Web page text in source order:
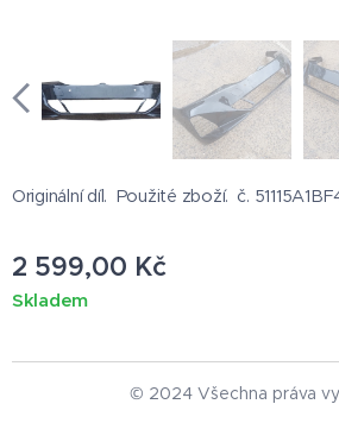
Originální díl. Použité zboží. č.
2 599,00 Kč
Skladem
© 2024 Všechna práva